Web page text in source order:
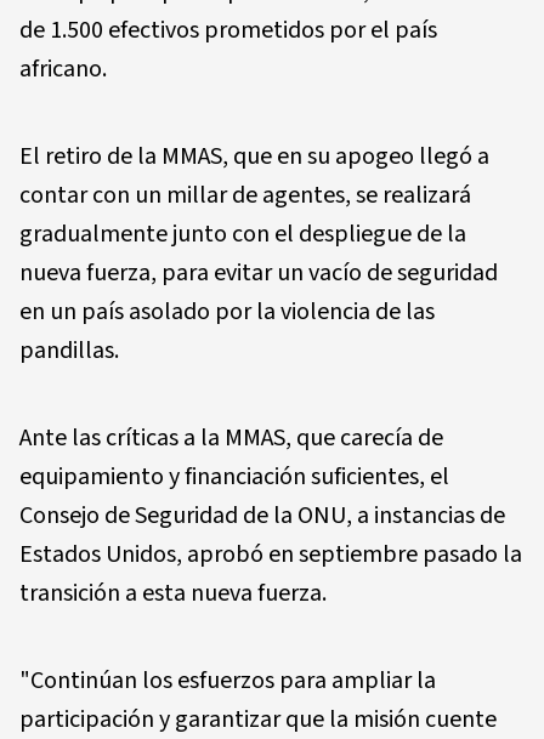
de 1.500 efectivos prometidos por el país
africano.
El retiro de la MMAS, que en su apogeo llegó a
contar con un millar de agentes, se realizará
gradualmente junto con el despliegue de la
nueva fuerza, para evitar un vacío de seguridad
en un país asolado por la violencia de las
pandillas.
Ante las críticas a la MMAS, que carecía de
equipamiento y financiación suficientes, el
Consejo de Seguridad de la ONU, a instancias de
Estados Unidos, aprobó en septiembre pasado la
transición a esta nueva fuerza.
"Continúan los esfuerzos para ampliar la
participación y garantizar que la misión cuente